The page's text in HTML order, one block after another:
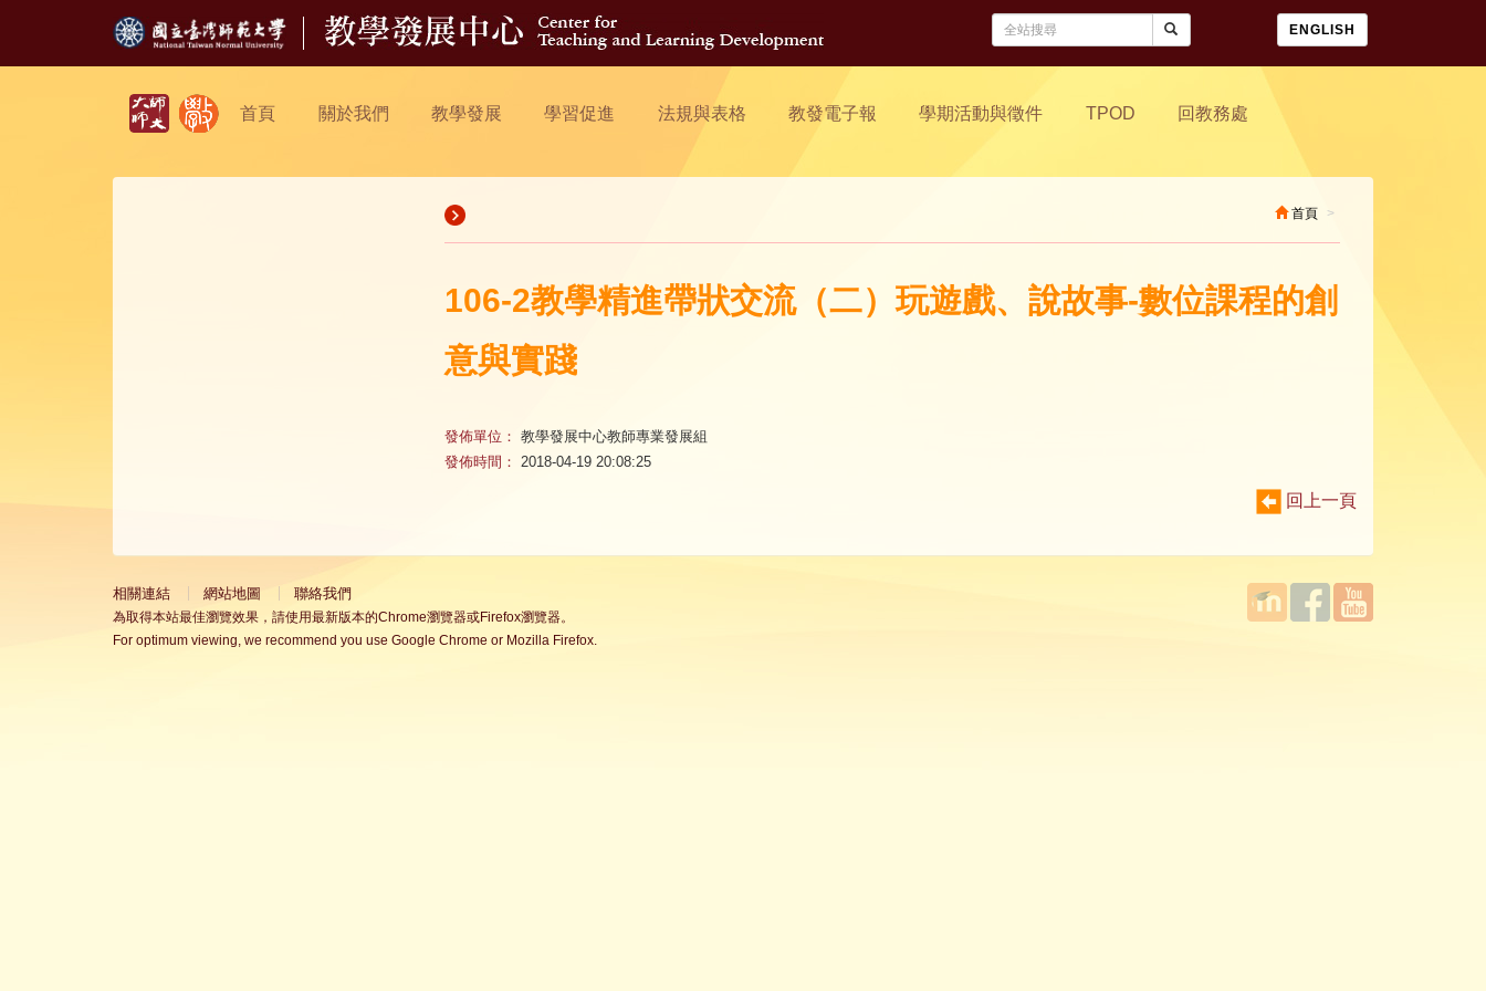
ENGLISH
首頁 關於我們 教學發展 學習促進 法規與表格 教發電子報 學期活動與徵件 TPOD 回教務處
首頁
106-2教學精進帶狀交流（二）玩遊戲、說故事-數位課程的創
意與實踐
發佈單位： 教學發展中心教師專業發展組
發佈時間： 2018-04-19 20:08:25
回上一頁
相關連結 網站地圖 聯絡我們
為取得本站最佳瀏覽效果，請使用最新版本的Chrome瀏覽器或Firefox瀏覽器。
For optimum viewing, we recommend you use Google Chrome or Mozilla Firefox.